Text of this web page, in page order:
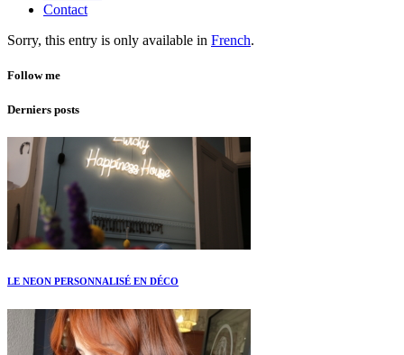
Contact
Sorry, this entry is only available in French.
Follow me
Derniers posts
LE NEON PERSONNALISÉ EN DÉCO